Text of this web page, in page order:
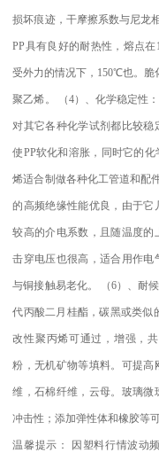
损坏痕迹，干摩擦系数与尼龙
PP具有良好的耐热性，熔点在
受外力的情况下， 150℃也。脆
聚乙烯。 （4）、化学稳定性
对其它各种化学试剂都比较
使PP软化和溶胀，同时它的
烯适合制做各种化工管道和配
的高频绝缘性能优良，由于
较高的介电系数，且随温度
击穿电压也很高，适合用作电
与铜接触易老化。 （6）、耐
代丙酸二月桂酯，碳黑或类似
改性聚丙烯可通过，增强，
粉，无机矿物等填料。可提
维，石棉纤维，云母。玻璃
冲击性；添加弹性体和橡胶等
温馨提示： 因塑料行情波动